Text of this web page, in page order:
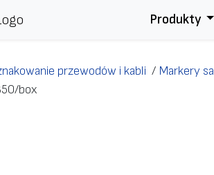
Produkty
przewodów i kabli / Markery
box